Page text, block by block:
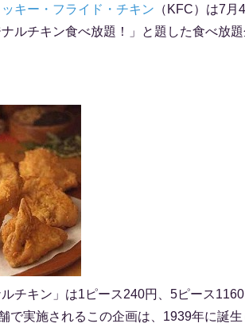
キー・フライド・チキン （KFC）は7
ルチキン食べ放題！」と題した食べ放
ルチキン」は1ピース240円、5ピース
で実施されるこの企画は、1939年に誕